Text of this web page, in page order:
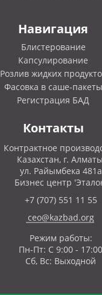
Навигация
Блистерование
Капсулирование
Розлив жидких
Фасовка в саше-пакеты
Регистрация БАД
Контакты
Контрактное
Казахстан, г.
ул. Райымбека 481а
Бизнес центр
+7 (707) 551 11 55
ceo@kazbad.org
Режим работы:
Пн-Пт: С 9:00 - 17:00
Сб, Вс: Выходной